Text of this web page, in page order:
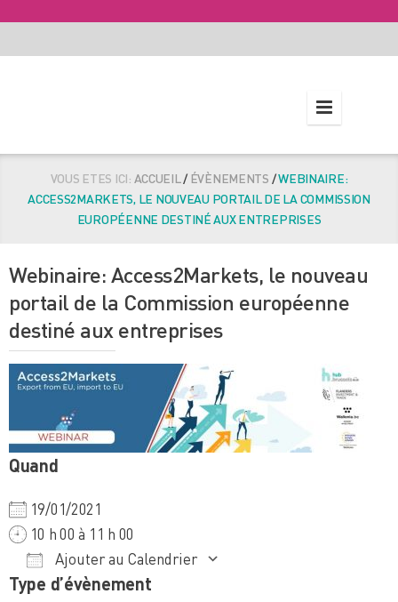
VOUS ETES ICI: ACCUEIL/ÉVÈNEMENTS /WEBINAIRE:
ACCESS2MARKETS, LE NOUVEAU PORTAIL DE LA COMMISSION
EUROPÉENNE DESTINÉ AUX ENTREPRISES
Webinaire: Access2Markets, le nouveau
portail de la Commission européenne
destiné aux entreprises
Quand
19/01/2021
10 h 00 à 11 h 00
Ajouter au Calendrier
Télécharger ICS
Calendrier Google
iCalendar
Type d’évènement